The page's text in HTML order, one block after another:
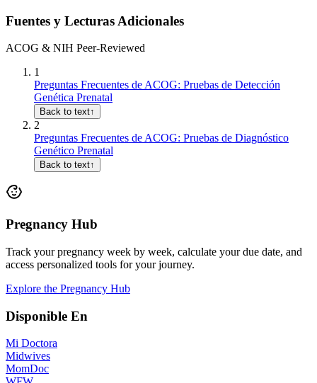
Fuentes y Lecturas Adicionales
ACOG & NIH Peer-Reviewed
1
Preguntas Frecuentes de ACOG: Pruebas de Detección
Genética Prenatal
Back to text↑
2
Preguntas Frecuentes de ACOG: Pruebas de Diagnóstico
Genético Prenatal
Back to text↑
Pregnancy Hub
Track your pregnancy week by week, calculate your due date, and
access personalized tools for your journey.
Explore the Pregnancy Hub
Disponible En
Mi Doctora
Midwives
MomDoc